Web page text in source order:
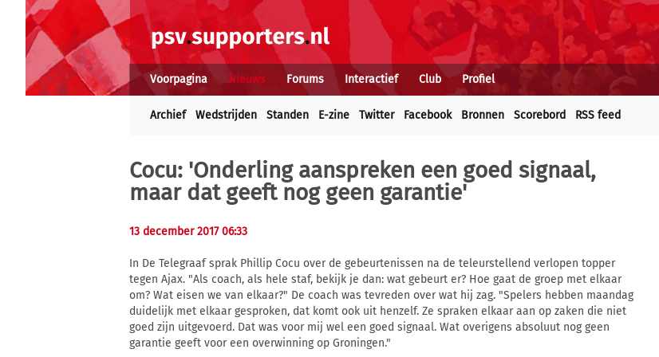
Voorpagina Nieuws Forums Interactief Club Profiel
Archief Wedstrijden Standen E-zine Twitter Facebook Bronnen Scorebord RSS feed
Cocu: 'Onderling aanspreken een goed signaal,
maar dat geeft nog geen garantie'
13 december 2017 06:33
In De Telegraaf sprak Phillip Cocu over de gebeurtenissen na de teleurstellend verlopen topper
tegen Ajax. "Als coach, als hele staf, bekijk je dan: wat gebeurt er? Hoe gaat de groep met elkaar
om? Wat eisen we van elkaar?" De coach was tevreden over wat hij zag. "Spelers hebben maandag
duidelijk met elkaar gesproken, dat komt ook uit henzelf. Ze spraken elkaar aan op zaken die niet
goed zijn uitgevoerd. Dat was voor mij wel een goed signaal. Wat overigens absoluut nog geen
garantie geeft voor een overwinning op Groningen."